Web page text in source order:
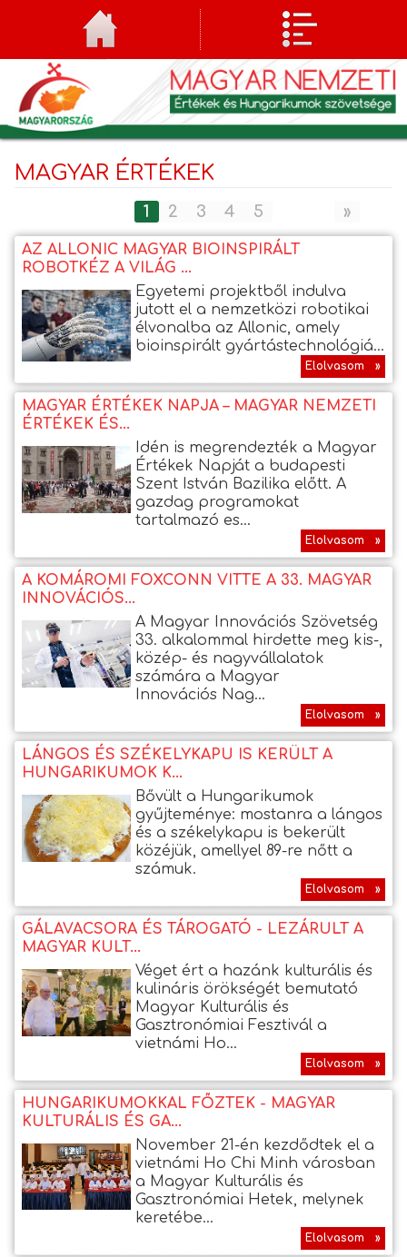
MAGYAR ÉRTÉKEK
1 2 3 4 5 »
AZ ALLONIC MAGYAR BIOINSPIRÁLT
ROBOTKÉZ A VILÁG ...
Egyetemi projektből indulva
jutott el a nemzetközi robotikai
élvonalba az Allonic, amely
bioinspirált gyártástechnológiá...
Elolvasom »
MAGYAR ÉRTÉKEK NAPJA – MAGYAR NEMZETI
ÉRTÉKEK ÉS...
Idén is megrendezték a Magyar
Értékek Napját a budapesti
Szent István Bazilika előtt. A
gazdag programokat
tartalmazó es...
Elolvasom »
A KOMÁROMI FOXCONN VITTE A 33. MAGYAR
INNOVÁCIÓS...
A Magyar Innovációs Szövetség
33. alkalommal hirdette meg kis-,
közép- és nagyvállalatok
számára a Magyar
Innovációs Nag...
Elolvasom »
LÁNGOS ÉS SZÉKELYKAPU IS KERÜLT A
HUNGARIKUMOK K...
Bővült a Hungarikumok
gyűjteménye: mostanra a lángos
és a székelykapu is bekerült
közéjük, amellyel 89-re nőtt a
számuk.
Elolvasom »
GÁLAVACSORA ÉS TÁROGATÓ - LEZÁRULT A
MAGYAR KULT...
Véget ért a hazánk kulturális és
kulináris örökségét bemutató
Magyar Kulturális és
Gasztronómiai Fesztivál a
vietnámi Ho...
Elolvasom »
HUNGARIKUMOKKAL FŐZTEK - MAGYAR
KULTURÁLIS ÉS GA...
November 21-én kezdődtek el a
vietnámi Ho Chi Minh városban
a Magyar Kulturális és
Gasztronómiai Hetek, melynek
keretébe...
Elolvasom »